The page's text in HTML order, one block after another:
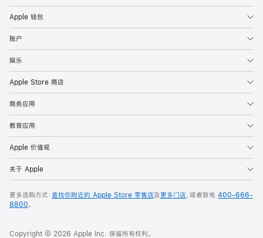
Apple 钱包
账户
娱乐
Apple Store 商店
商务应用
教育应用
Apple 价值观
关于 Apple
更多选购方式：查找你附近的 Apple Store 零售店及更多门店，或者致电 400-666-
8800。
Copyright © 2026 Apple Inc. 保留所有权利。